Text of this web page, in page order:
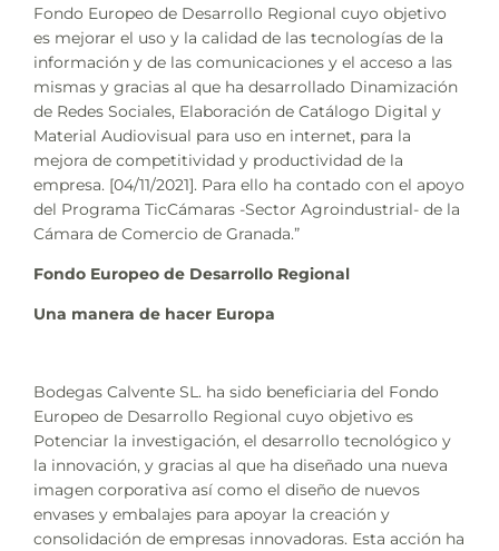
Fondo Europeo de Desarrollo Regional cuyo objetivo
es mejorar el uso y la calidad de las tecnologías de la
información y de las comunicaciones y el acceso a las
mismas y gracias al que ha desarrollado Dinamización
de Redes Sociales, Elaboración de Catálogo Digital y
Material Audiovisual para uso en internet, para la
mejora de competitividad y productividad de la
empresa. [04/11/2021]. Para ello ha contado con el apoyo
del Programa TicCámaras -Sector Agroindustrial- de la
Cámara de Comercio de Granada.”
Fondo Europeo de Desarrollo Regional
Una manera de hacer Europa
Bodegas Calvente SL. ha sido beneficiaria del Fondo
Europeo de Desarrollo Regional cuyo objetivo es
Potenciar la investigación, el desarrollo tecnológico y
la innovación, y gracias al que ha diseñado una nueva
imagen corporativa así como el diseño de nuevos
envases y embalajes para apoyar la creación y
consolidación de empresas innovadoras. Esta acción ha